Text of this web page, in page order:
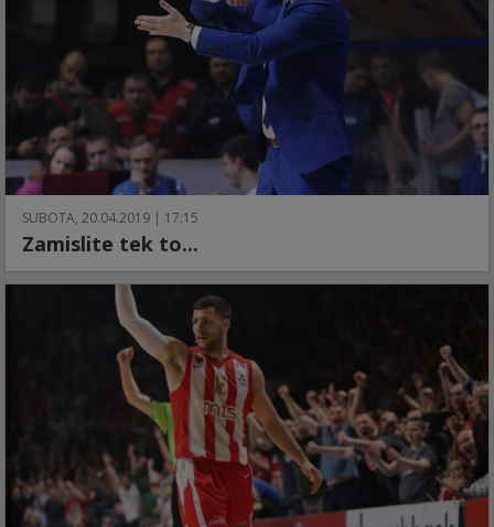
SUBOTA, 20.04.2019 | 17:15
Zamislite tek to...